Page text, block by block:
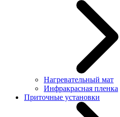
Нагревательный мат
Инфракрасная пленка
Приточные установки